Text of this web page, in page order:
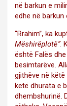
në barkun e
edhe në barkun
“Rrahim”, ka
Mëshirëplotë”.
është Falës
besimtarëve.
gjithëve në
ketë dhurata e
dhembshurinë.